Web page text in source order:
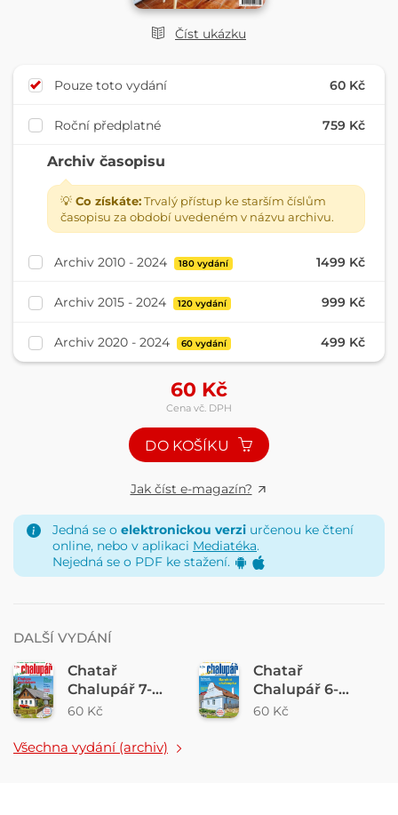
Číst ukázku
Pouze toto vydání 60 Kč
Roční předplatné 759 Kč
Archiv časopisu
💡 Co získáte:Trvalý přístup ke starším číslům
časopisu za období uvedeném v názvu archivu.
Archiv 2010 - 2024 180 vydání 1499 Kč
Archiv 2015 - 2024 120 vydání 999 Kč
Archiv 2020 - 2024 60 vydání 499 Kč
60 Kč
Cena vč. DPH
DO KOŠÍKU
Jak číst e-magazín?
Jedná se o elektronickou verzi určenou ke čtení
online, nebo v aplikaci Mediatéka.
Nejedná se o PDF ke stažení.
DALŠÍ VYDÁNÍ
Chatař
Chalupář 7-
2026
60 Kč
Chatař
Chalupář 6-
2026
60 Kč
Všechna vydání (archiv)